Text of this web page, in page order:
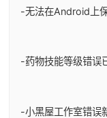
-无法在Android上
-药物技能等级错误
-小黑屋工作室错误